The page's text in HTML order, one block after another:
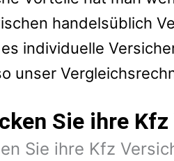
handelsüblich
individuelle
unser
Sie ihre
Sie ihre Kfz